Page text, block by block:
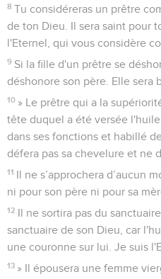
8 Tu considéreras un prêtre
de ton Dieu. Il sera saint pour
l'Eternel, qui vous considère
9 Si la fille d'un prêtre se
déshonore son père. Elle sera
10 » Le prêtre qui a la
tête duquel a été versée
dans ses fonctions et habillé
défera pas sa chevelure et ne
11 Il ne s’approchera d’aucun
ni pour son père ni pour sa
12 Il ne sortira pas du
sanctuaire de son Dieu, car
une couronne sur lui. Je suis
13 » Il épousera une femme